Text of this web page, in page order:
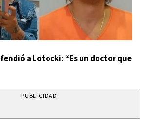
a Lotocki: “Es un doctor que
PUBLICIDAD